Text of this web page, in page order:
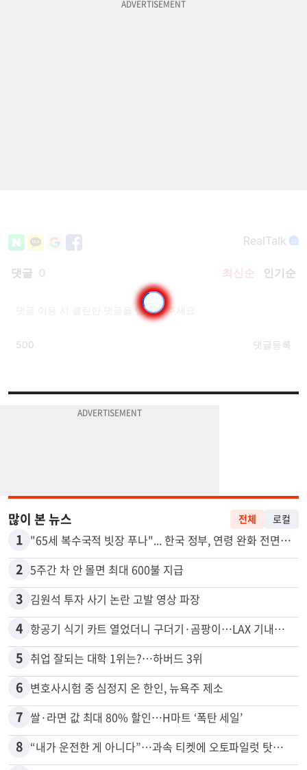
많이 본 뉴스
1
2 5주간 차 안 몰면 최대 600불 지급
3 김원석 투자 사기 논란 고발 영상 파장
4
5 취업 잘되는 대학 1위는?…하버드 3위
6 변호사시험 중 심정지 온 한인, 뉴욕주 제소
7 쌀·라면 값 최대 80% 할인…H마트 ‘폭탄 세일’